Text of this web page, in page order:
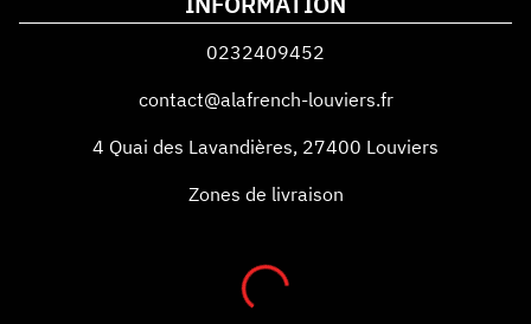
0232409452
contact@alafrench-louviers.fr
4 Quai des Lavandières, 27400 Louviers
Zones de livraison